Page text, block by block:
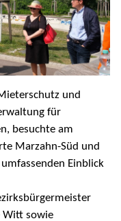
und
für
besuchte am
Marzahn-Süd und
Einblick
Witt sowie